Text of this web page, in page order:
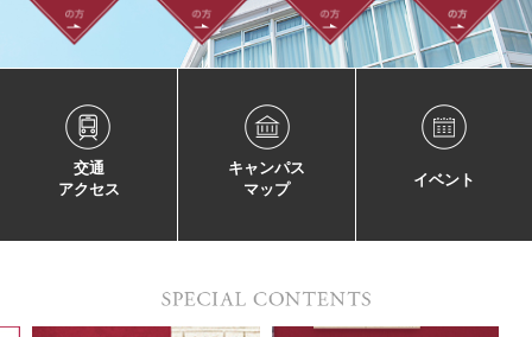
交通
アクセス
キャンパス
マップ
イベント